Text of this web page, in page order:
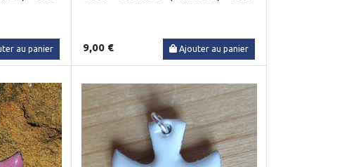
au panier 9,00 € Ajouter au panier